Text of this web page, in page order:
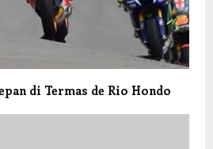
di Termas de Rio Hondo